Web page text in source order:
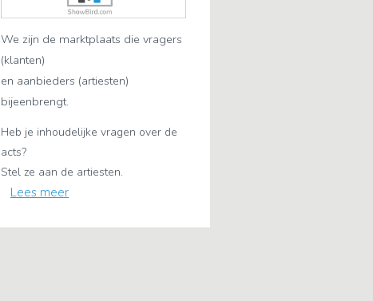
We zijn de marktplaats die vragers
(klanten)
en aanbieders (artiesten)
bijeenbrengt.
Heb je inhoudelijke vragen over de
acts?
Stel ze aan de artiesten.
Lees meer